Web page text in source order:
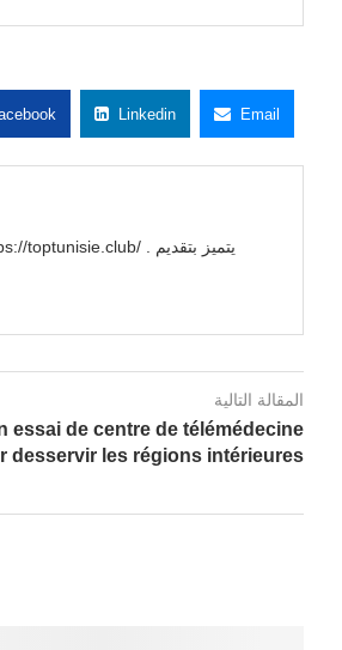
Linkedin Email
المقالة التالية
essai de centre de télémédecine
desservir les régions intérieures